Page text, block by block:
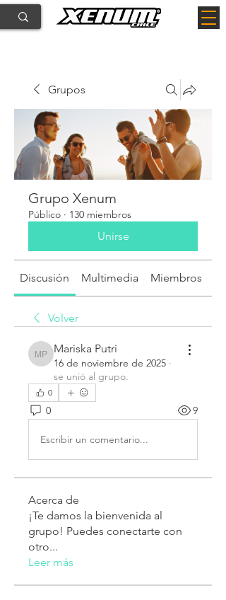
Grupos
Grupo Xenum
Público · 130 miembros
Unirse
Discusión Multimedia Miembros
Volver
Mariska Putri
Mariska Putri
16 de noviembre de 2025 ·
se unió al grupo.
0
0 9
Escribir un comentario...
Acerca de
¡Te damos la bienvenida al
grupo! Puedes conectarte con
otro...
Leer más